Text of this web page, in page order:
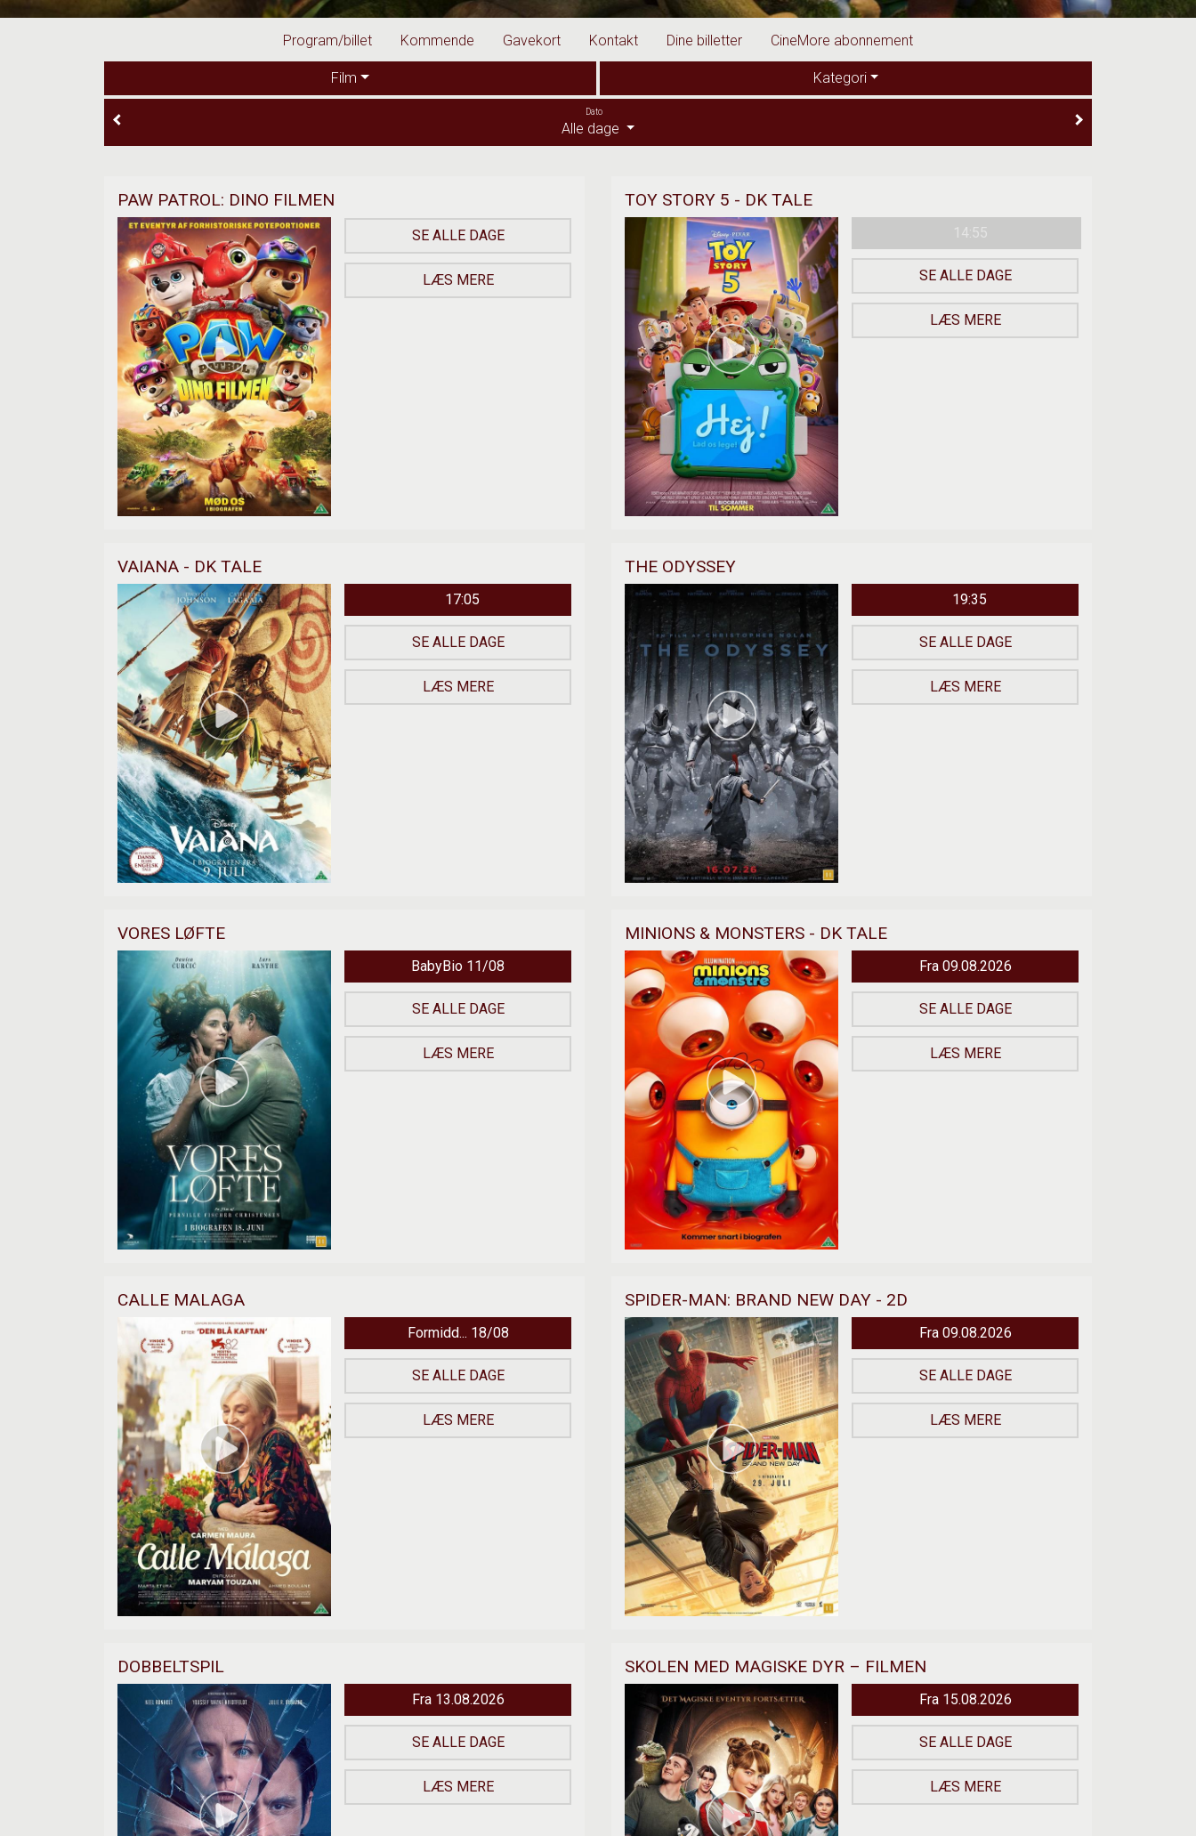
Program/billet Kommende Gavekort Kontakt Dine billetter CineMore abonnement
Film Kategori
Dato
Alle dage
PAW PATROL: DINO FILMEN
SE ALLE DAGE
LÆS MERE
TOY STORY 5 - DK TALE
14:55
SE ALLE DAGE
LÆS MERE
VAIANA - DK TALE
17:05
SE ALLE DAGE
LÆS MERE
THE ODYSSEY
19:35
SE ALLE DAGE
LÆS MERE
VORES LØFTE
BabyBio 11/08
SE ALLE DAGE
LÆS MERE
MINIONS & MONSTERS - DK TALE
Fra 09.08.2026
SE ALLE DAGE
LÆS MERE
CALLE MALAGA
Formidd... 18/08
SE ALLE DAGE
LÆS MERE
SPIDER-MAN: BRAND NEW DAY - 2D
Fra 09.08.2026
SE ALLE DAGE
LÆS MERE
DOBBELTSPIL
Fra 13.08.2026
SE ALLE DAGE
LÆS MERE
SKOLEN MED MAGISKE DYR – FILMEN
Fra 15.08.2026
SE ALLE DAGE
LÆS MERE